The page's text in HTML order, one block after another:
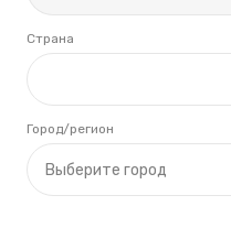
Страна
Выберите город
Город/регион